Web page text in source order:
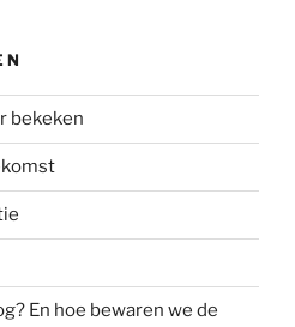
bekeken
En hoe bewaren we de